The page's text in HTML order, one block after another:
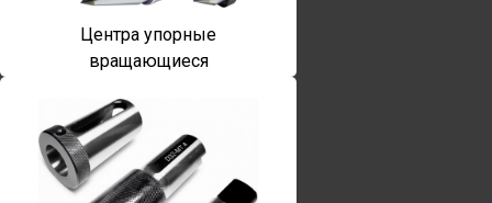
Центра упорные
вращающиеся